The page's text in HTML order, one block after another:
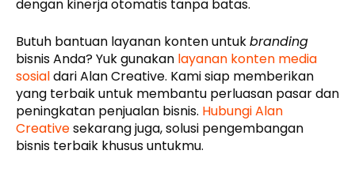
dengan kinerja otomatis tanpa batas.
Butuh bantuan layanan konten untukbranding
bisnis Anda? Yuk gunakan layanan konten media
sosialdari Alan Creative. Kami siap memberikan
yang terbaik untuk membantu perluasan pasar dan
peningkatan penjualan bisnis. Hubungi Alan
Creativesekarang juga, solusi pengembangan
bisnis terbaik khusus untukmu.